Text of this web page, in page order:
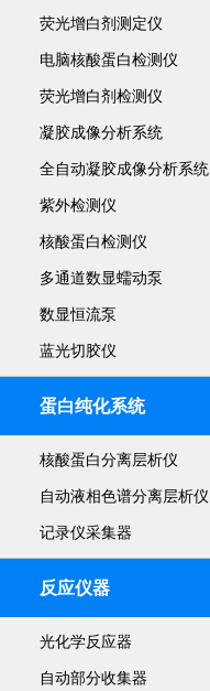
荧光增白剂测定仪
电脑核酸蛋白检测仪
荧光增白剂检测仪
凝胶成像分析系统
全自动凝胶成像分析系统
紫外检测仪
核酸蛋白检测仪
多通道数显蠕动泵
数显恒流泵
蓝光切胶仪
蛋白纯化系统
核酸蛋白分离层析仪
自动液相色谱分离层析仪
记录仪采集器
反应仪器
光化学反应器
自动部分收集器